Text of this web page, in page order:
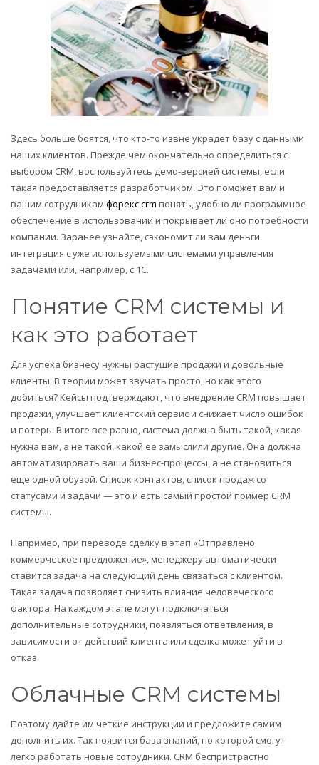
Здесь больше боятся, что кто-то извне украдет базу с данными
наших клиентов. Прежде чем окончательно определиться с
выбором CRM, воспользуйтесь демо-версией системы, если
такая предоставляется разработчиком. Это поможет вам и
вашим сотрудникам форекс crm понять, удобно ли программное
обеспечение в использовании и покрывает ли оно потребности
компании. Заранее узнайте, сэкономит ли вам деньги
интеграция с уже используемыми системами управления
задачами или, например, с 1C.
Понятие CRM системы и
как это работает
Для успеха бизнесу нужны растущие продажи и довольные
клиенты. В теории может звучать просто, но как этого
добиться? Кейсы подтверждают, что внедрение CRM повышает
продажи, улучшает клиентский сервис и снижает число ошибок
и потерь. В итоге все равно, система должна быть такой, какая
нужна вам, а не такой, какой ее замыслили другие. Она должна
автоматизировать ваши бизнес-процессы, а не становиться
еще одной обузой. Список контактов, список продаж со
статусами и задачи — это и есть самый простой пример CRM
системы.
Например, при переводе сделку в этап «Отправлено
коммерческое предложение», менеджеру автоматически
ставится задача на следующий день связаться с клиентом.
Такая задача позволяет снизить влияние человеческого
фактора. На каждом этапе могут подключаться
дополнительные сотрудники, появляться ответвления, в
зависимости от действий клиента или сделка может уйти в
отказ.
Облачные CRM системы
Поэтому дайте им четкие инструкции и предложите самим
дополнить их. Так появится база знаний, по которой смогут
легко работать новые сотрудники. CRM беспристрастно